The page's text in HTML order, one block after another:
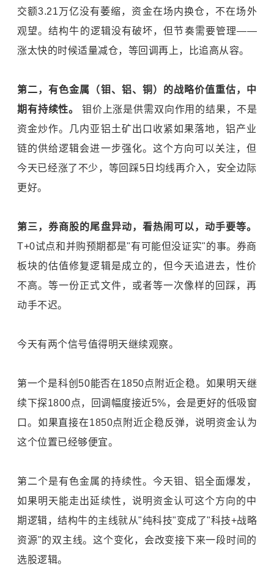
交额3.21万亿没有萎缩，资金在场内换仓，不在场外
观望。结构牛的逻辑没有破坏，但节奏需要管理——
涨太快的时候适量减仓，等回调再上，比追高从容。
第二，有色金属（钼、铝、铜）的战略价值重估，中
期有持续性。
钼价上涨是供需双向作用的结果，不是
资金炒作。几内亚铝土矿出口收紧如果落地，铝产业
链的供给逻辑会进一步强化。这个方向可以关注，但
今天已经涨了不少，等回踩5日均线再介入，安全边际
更好。
第三，券商股的尾盘异动，看热闹可以，动手要等。
T+0试点和并购预期都是"有可能但没证实"的事。券商
板块的估值修复逻辑是成立的，但今天追进去，性价
不高。等一份正式文件，或者等一次像样的回踩，再
动手不迟。
今天有两个信号值得明天继续观察。
第一个是科创50能否在1850点附近企稳。如果明天继
续下探1800点，回调幅度接近5%，会是更好的低吸窗
口。如果直接在1850点附近企稳反弹，说明资金认为
这个位置已经够便宜。
第二个是有色金属的持续性。今天钼、铝全面爆发，
如果明天能走出延续性，说明资金认可这个方向的中
期逻辑，结构牛的主线就从"纯科技"变成了"科技+战略
资源"的双主线。这个变化，会改变接下来一段时间的
选股逻辑。